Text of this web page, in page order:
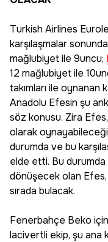
Turkish Airlines
karşılaşmalar sonunda
mağlubiyet ile 9uncu;
12 mağlubiyet ile
takımları ile oynanan
Anadolu Efesin şu
söz konusu. Zira
olarak oynayabileceği
durumda ve bu
elde etti. Bu
dönüşecek olan Efes,
sırada bulacak.
Fenerbahçe Beko
lacivertli ekip, şu ana